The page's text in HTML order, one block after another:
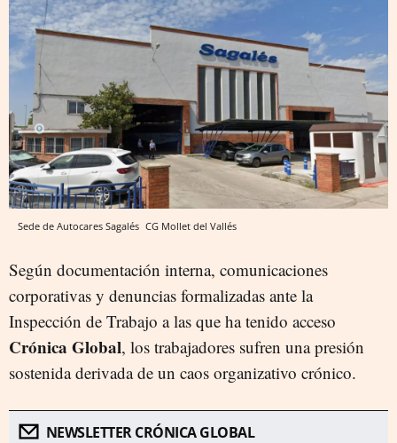
Sede de Autocares Sagalés CG Mollet del Vallés
Según documentación interna, comunicaciones
corporativas y denuncias formalizadas ante la
Inspección de Trabajo a las que ha tenido acceso
Crónica Global, los trabajadores sufren una presión
sostenida derivada de un caos organizativo crónico.
NEWSLETTER CRÓNICA GLOBAL